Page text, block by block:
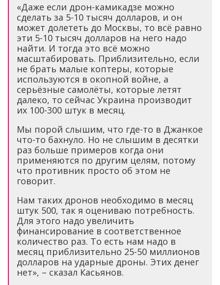
«Даже если дрон-камикадзе можно
сделать за 5-10 тысяч долларов, и он
может долететь до Москвы, то всё равно
эти 5-10 тысяч долларов на него надо
найти. И тогда это всё можно
масштабировать. Приблизительно, если
не брать малые коптеры, которые
используются в окопной войне, а
серьёзные самолёты, которые летят
далеко, то сейчас Украина производит
их 100-300 штук в месяц.
Мы порой слышим, что где-то в Джанкое
что-то бахнуло. Но не слышим в десятки
раз больше примеров когда они
применяются по другим целям, потому
что противник просто об этом не
говорит.
Нам таких дронов необходимо в месяц
штук 500, так я оцениваю потребность.
Для этого надо увеличить
финансирование в соответственное
количество раз. То есть нам надо в
месяц приблизительно 25-50 миллионов
долларов на ударные дроны. Этих денег
нет», – сказал Касьянов.